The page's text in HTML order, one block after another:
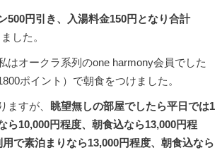
500円引き、入湯料金150円となり合計
した。
はオークラ系列のone harmony会員でした
ポイント）で朝食をつけました。
ますが、
眺望無しの部屋でしたら平日では1
ら10,000円程度、朝食込なら13,000円程
で素泊まりなら13,000円程度、朝食込なら